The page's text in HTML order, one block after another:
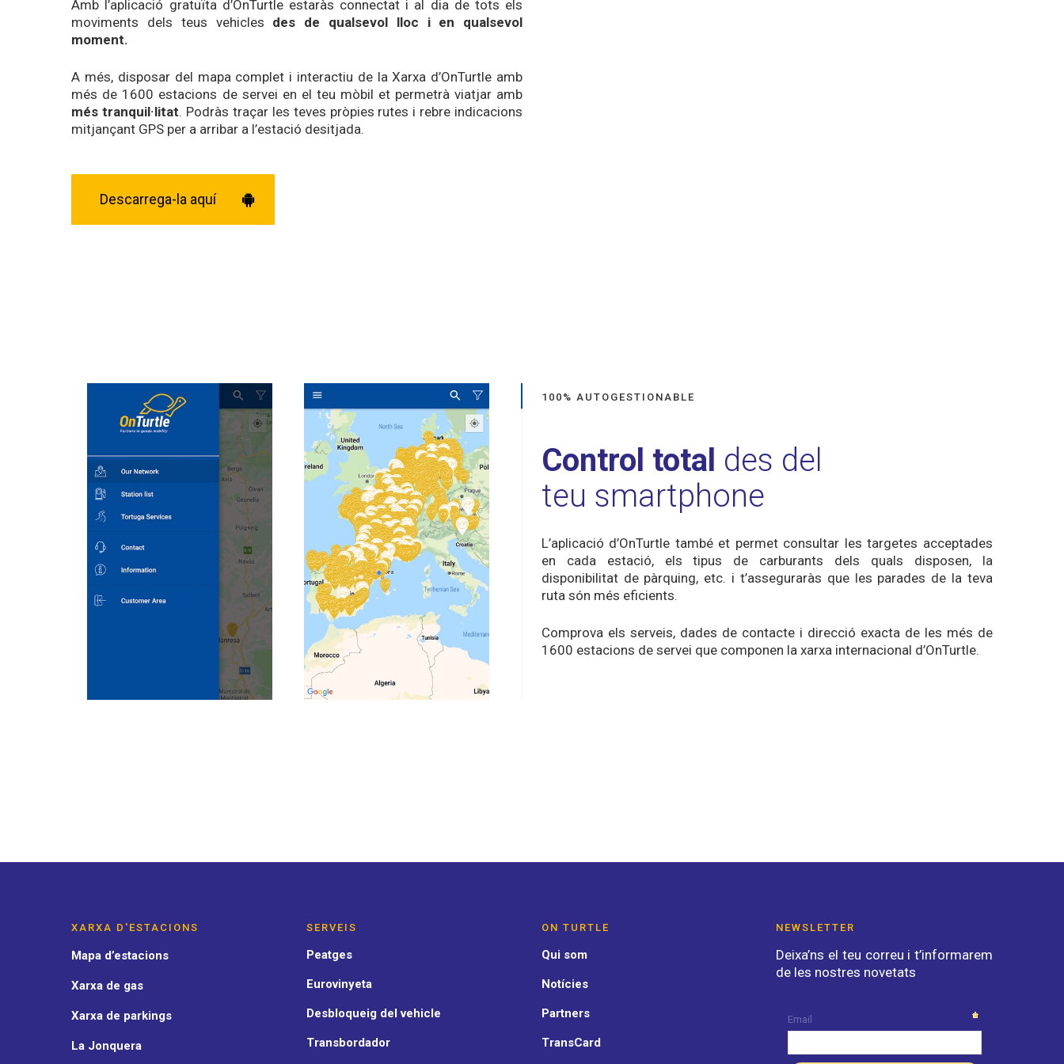
Amb l’aplicació gratuïta d’OnTurtle estaràs connectat i al dia de tots els
moviments dels teus vehicles des de qualsevol lloc i en qualsevol
moment.
A més, disposar del mapa complet i interactiu de la Xarxa d’OnTurtle amb
més de 1600 estacions de servei en el teu mòbil et permetrà viatjar amb
més tranquil·litat. Podràs traçar les teves pròpies rutes i rebre indicacions
mitjançant GPS per a arribar a l’estació desitjada.
Descarrega-la aquí
100% AUTOGESTIONABLE
Control total des del
teu smartphone
L’aplicació d’OnTurtle també et permet consultar les targetes acceptades
en cada estació, els tipus de carburants dels quals disposen, la
disponibilitat de pàrquing, etc. i t’asseguraràs que les parades de la teva
ruta són més eficients.
Comprova els serveis, dades de contacte i direcció exacta de les més de
1600 estacions de servei que componen la xarxa internacional d’OnTurtle.
XARXA D'ESTACIONS
Mapa d’estacions
Xarxa de gas
Xarxa de parkings
La Jonquera
SERVEIS
Peatges
Eurovinyeta
Desbloqueig del vehicle
Transbordador
ON TURTLE
Qui som
Notícies
Partners
TransCard
NEWSLETTER
Deixa’ns el teu correu i t’informarem
de les nostres novetats